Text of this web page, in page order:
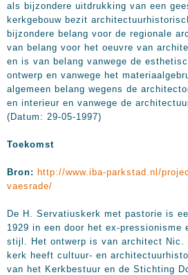
als bijzondere uitdrukking van een
kerkgebouw bezit
bijzondere belang voor de regionale
van belang voor het oeuvre van
en is van belang vanwege de
ontwerp en vanwege het
algemeen belang wegens de
en interieur en vanwege de
(Datum: 29-05-1997)
Toekomst
Bron: http://www.iba-parkstad.nl/
vaesrade/
De H. Servatiuskerk met pastorie is
1929 in een door het ex-pressionisme
stijl. Het ontwerp is van architect Nic.
kerk heeft cultuur- en
van het Kerkbestuur en de Stichting